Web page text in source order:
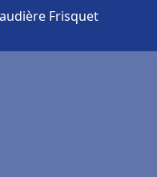
Frisquet